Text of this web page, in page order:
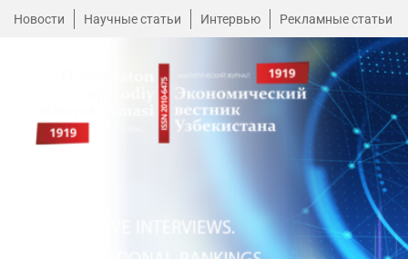
Новости Научные статьи Интервью Рекламные статьи